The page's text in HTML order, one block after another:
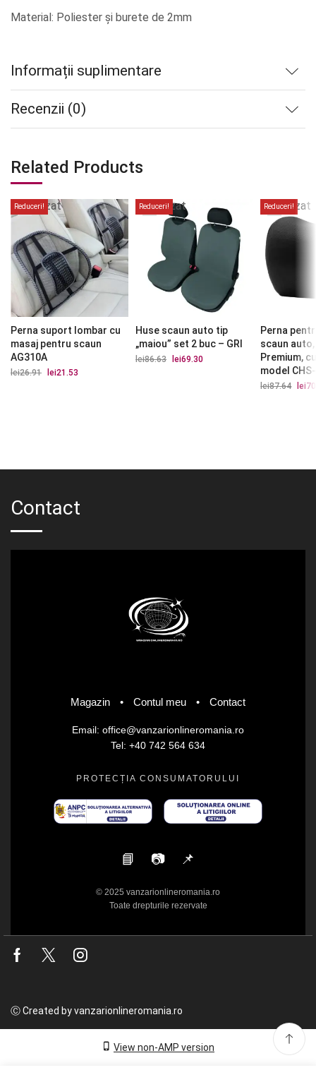
Material: Poliester și burete de 2mm
Informații suplimentare
Recenzii (0)
Related Products
Reduceri!
epuizat
Perna suport lombar cu
masaj pentru scaun
AG310A
lei26.91
Prețul
lei21.53
Reduceri!
epuizat
Huse scaun auto tip
„maiou” set 2 buc – GRI
lei86.63
Prețul
lei69.30
Reduceri!
epuizat
Perna
scaun
Premium,
model
lei87.64 lei
Contact
Magazin • Contul meu • Contact
Email: office@vanzarionlineromania.ro
Tel: +40 742 564 634
PROTECȚIA CONSUMATORULUI
📘 📷 📌
© 2025 vanzarionlineromania.ro
Toate drepturile rezervate
Facebook
Twitter
Ⓒ Created by vanzarionlineromania.ro
View non-AMP version